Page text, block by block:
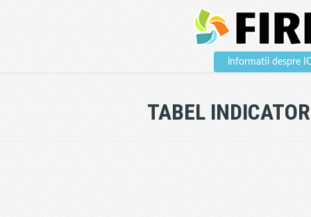
informatii despre
TABEL